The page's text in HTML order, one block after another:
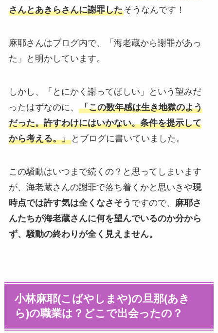
さんとあきらさんに謝罪したそうなんです！
麻耶さんはブログ内で、「海老蔵から謝罪があっ
た」と明かしています。
しかし、「とにかく謝ってほしい」という望みだ
ったはずなのに、 「この数年感は生き地獄のよう
だった。許すわけにはいかない。条件を提示して
から考える。」とブログに書いていました。
この騒動はいつまで続くの？と思ってしまいます
が、海老蔵さんの謝罪で落ち着くかと思いきや現
時点では許す気は全くなさそう ですので、 麻耶さ
んたちが海老蔵さんに何を望んでいるのか分から
ず、騒動の終わりが全く見えません。
小林麻耶(こばやしまや)の旦那(あき
ら)の職業は？どこで出会ったの？